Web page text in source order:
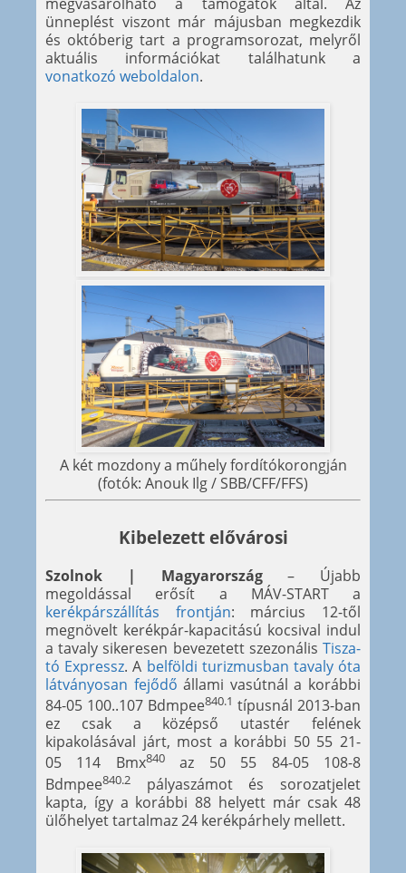
ünneplést viszont már májusban megkezdik
és októberig tart a programsorozat, melyről
aktuális információkat találhatunk a
vonatkozó weboldalon.
A két mozdony a műhely fordítókorongján
(fotók: Anouk Ilg / SBB/CFF/FFS)
Kibelezett elővárosi
Szolnok | Magyarország– Újabb
megoldással erősít a MÁV-START a
kerékpárszállítás frontján: március 12-től
megnövelt kerékpár-kapacitású kocsival indul
a tavaly sikeresen bevezetett szezonális Tisza-
tó Expressz. A belföldi turizmusban tavaly óta
látványosan fejődő állami vasútnál a korábbi
84-05 100..107 Bdmpee840.1 típusnál 2013-ban
ez csak a középső utastér felének
kipakolásával járt, most a korábbi 50 55 21-
05 114 Bmx840az 50 55 84-05 108-8
Bdmpee840.2
pályaszámot és sorozatjelet
kapta, így a korábbi 88 helyett már csak 48
ülőhelyet tartalmaz 24 kerékpárhely mellett.